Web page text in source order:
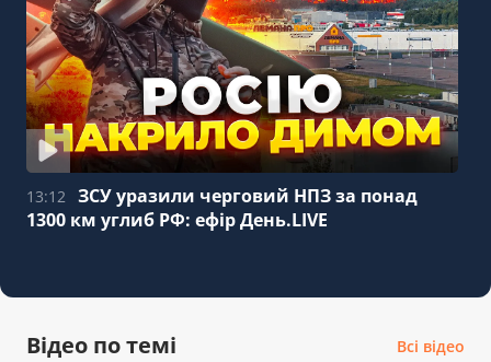
13:12 ЗСУ уразили черговий НПЗ за понад
1300 км углиб РФ: ефір День.LIVE
Відео по темі Всі відео